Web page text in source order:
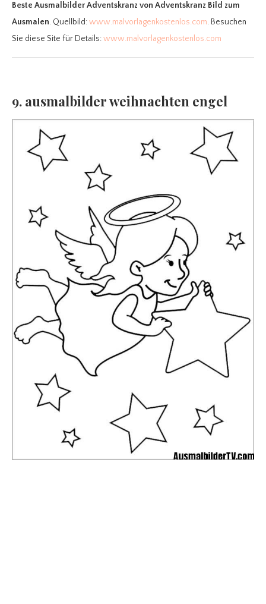
Beste Ausmalbilder Adventskranz von Adventskranz Bild zum
Ausmalen. Quellbild:www.malvorlagenkostenlos.com. Besuchen
Sie diese Site für Details:www.malvorlagenkostenlos.com
9. ausmalbilder weihnachten engel